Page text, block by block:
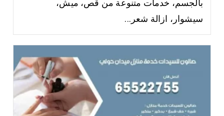
بالجسم، خدمات متنوعة من قص، ميش،
سيشوار، ازالة شعر...